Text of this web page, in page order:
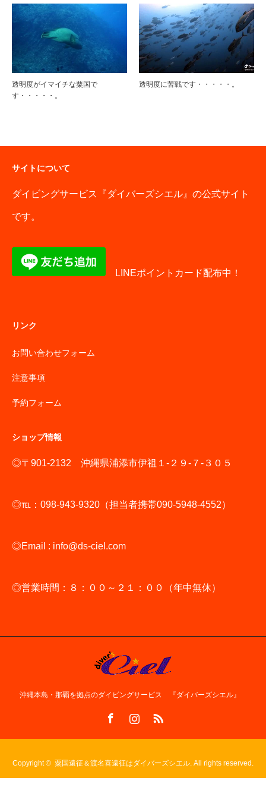
透明度がイマイチな粟国で
す・・・・・。
透明度に苦戦です・・・・・。
サイトについて
ダイビングサービス『ダイバーズシエル』の公式サイト
です。
LINEポイントカード配布中！
リンク
お問い合わせフォーム
注意事項
予約フォーム
ショップ情報
◎〒901-2132 沖縄県浦添市伊祖１-２９-７-３０５
◎℡：098-943-9320（担当者携帯090-5948-4552）
◎Email : info@ds-ciel.com
◎営業時間：８：００～２１：００（年中無休）
沖縄本島・那覇を拠点のダイビングサービス 『ダイバーズシエル』
Copyright © 粟国遠征＆渡名喜遠征はダイバーズシエル. All rights reserved.